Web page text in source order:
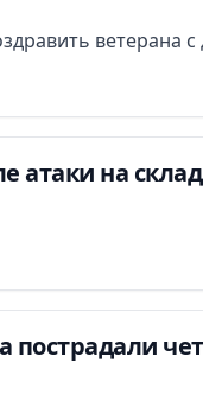
ветерана
атаки на
пострадали